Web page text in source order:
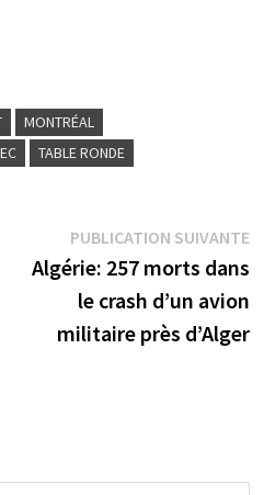
MONTRÉAL
TABLE RONDE
précédente :
PUBLICATION SUIVANTE
Algérie: 257 morts dans
le crash d’un avion
militaire près d’Alger